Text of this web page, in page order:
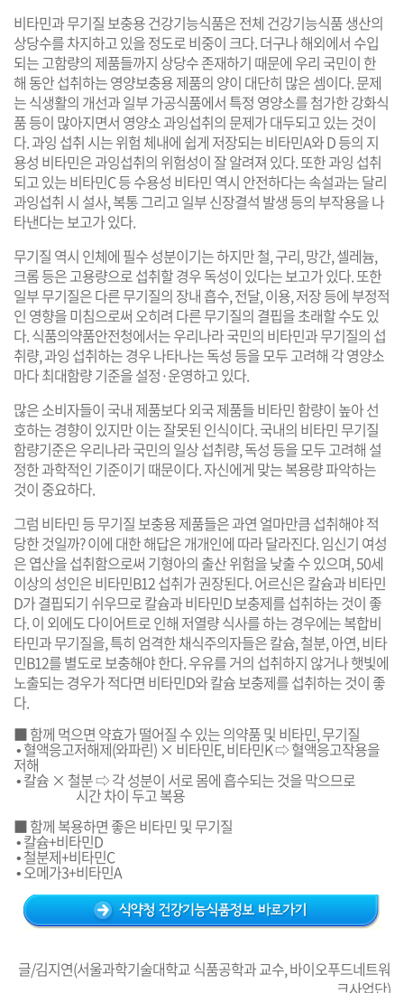
비타민과 무기질 보충용 건강기능식품은 전체 건강기능식품 생산의
상당수를 차지하고 있을 정도로 비중이 크다. 더구나 해외에서 수입
되는 고함량의 제품들까지 상당수 존재하기 때문에 우리 국민이 한
해 동안 섭취하는 영양보충용 제품의 양이 대단히 많은 셈이다. 문제
는 식생활의 개선과 일부 가공식품에서 특정 영양소를 첨가한 강화식
품 등이 많아지면서 영양소 과잉섭취의 문제가 대두되고 있는 것이
다. 과잉 섭취 시는 위험 체내에 쉽게 저장되는 비타민A와 D 등의 지
용성 비타민은 과잉섭취의 위험성이 잘 알려져 있다. 또한 과잉 섭취
되고 있는 비타민C 등 수용성 비타민 역시 안전하다는 속설과는 달리
과잉섭취 시 설사, 복통 그리고 일부 신장결석 발생 등의 부작용을 나
타낸다는 보고가 있다.
무기질 역시 인체에 필수 성분이기는 하지만 철, 구리, 망간, 셀레늄,
크롬 등은 고용량으로 섭취할 경우 독성이 있다는 보고가 있다. 또한
일부 무기질은 다른 무기질의 장내 흡수, 전달, 이용, 저장 등에 부정적
인 영향을 미침으로써 오히려 다른 무기질의 결핍을 초래할 수도 있
다. 식품의약품안전청에서는 우리나라 국민의 비타민과 무기질의 섭
취량, 과잉 섭취하는 경우 나타나는 독성 등을 모두 고려해 각 영양소
마다 최대함량 기준을 설정·운영하고 있다.
많은 소비자들이 국내 제품보다 외국 제품들 비타민 함량이 높아 선
호하는 경향이 있지만 이는 잘못된 인식이다. 국내의 비타민 무기질
함량기준은 우리나라 국민의 일상 섭취량, 독성 등을 모두 고려해 설
정한 과학적인 기준이기 때문이다. 자신에게 맞는 복용량 파악하는
것이 중요하다.
그럼 비타민 등 무기질 보충용 제품들은 과연 얼마만큼 섭취해야 적
당한 것일까? 이에 대한 해답은 개개인에 따라 달라진다. 임신기 여성
은 엽산을 섭취함으로써 기형아의 출산 위험을 낮출 수 있으며, 50세
이상의 성인은 비타민B12 섭취가 권장된다. 어르신은 칼슘과 비타민
D가 결핍되기 쉬우므로 칼슘과 비타민D 보충제를 섭취하는 것이 좋
다. 이 외에도 다이어트로 인해 저열량 식사를 하는 경우에는 복합비
타민과 무기질을, 특히 엄격한 채식주의자들은 칼슘, 철분, 아연, 비타
민B12를 별도로 보충해야 한다. 우유를 거의 섭취하지 않거나 햇빛에
노출되는 경우가 적다면 비타민D와 칼슘 보충제를 섭취하는 것이 좋
다.
■ 함께 먹으면 약효가 떨어질 수 있는 의약품 및 비타민, 무기질
• 혈액응고저해제(와파린) × 비타민E, 비타민K ⇨ 혈액응고작용을
저해
• 칼슘 × 철분 ⇨ 각 성분이 서로 몸에 흡수되는 것을 막으므로
시간 차이 두고 복용
■ 함께 복용하면 좋은 비타민 및 무기질
• 칼슘+비타민D
• 철분제+비타민C
• 오메가3+비타민A
글/김지연(서울과학기술대학교 식품공학과 교수, 바이오푸드네트워
크사업단)